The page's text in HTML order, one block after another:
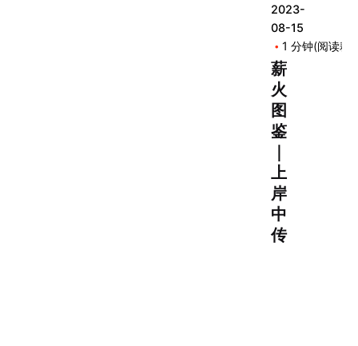
2023-
08-15
1 分钟(阅读耗
薪
火
图
鉴
上
岸
中
传